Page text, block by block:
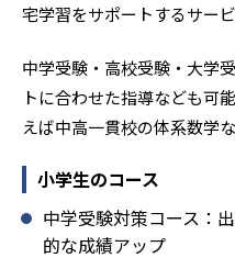
宅学習をサポートするサー
中学受験・高校受験・大学
トに合わせた指導なども可
えば中高一貫校の体系数学
小学生のコース
中学受験対策コース：
的な成績アップ